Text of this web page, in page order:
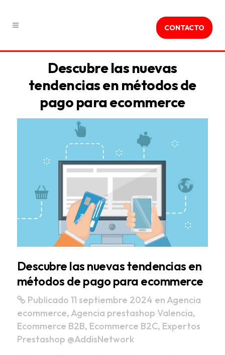
CONTACTO
Descubre las nuevas
tendencias en métodos de
pago para ecommerce
Descubre las nuevas tendencias en
métodos de pago para ecommerce
Publicado 11 septiembre 2024 en Agencia
ecommerce, Agencia prestashop Valencia,
Ecommerce B2B, Ecommerce B2C, Expertos
Prestashop @AddisNetwork